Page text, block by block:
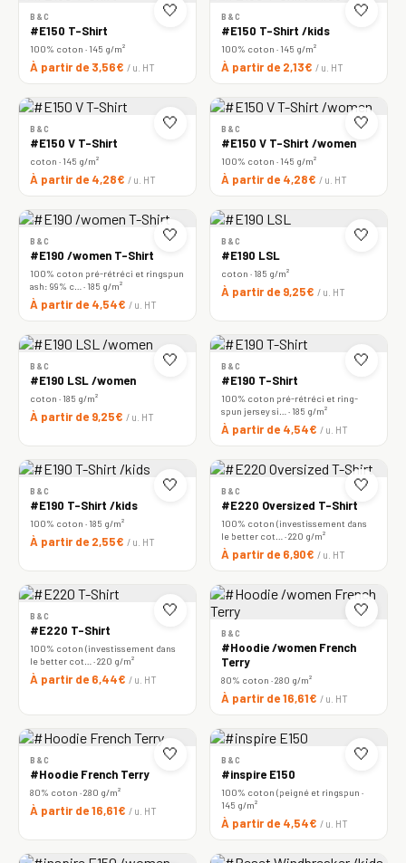
🤍
B&C
#E150 T-Shirt
100% coton · 145 g/m²
À partir de 3,56€ / u. HT
🤍
B&C
#E150 T-Shirt /kids
100% coton · 145 g/m²
À partir de 2,13€ / u. HT
🤍
B&C
#E150 V T-Shirt
coton · 145 g/m²
À partir de 4,28€ / u. HT
🤍
B&C
#E150 V T-Shirt /women
100% coton · 145 g/m²
À partir de 4,28€ / u. HT
🤍
B&C
#E190 /women T-Shirt
100% coton pré-rétréci et ringspun
ash: 99% c… · 185 g/m²
À partir de 4,54€ / u. HT
🤍
B&C
#E190 LSL
coton · 185 g/m²
À partir de 9,25€ / u. HT
🤍
B&C
#E190 LSL /women
coton · 185 g/m²
À partir de 9,25€ / u. HT
🤍
B&C
#E190 T-Shirt
100% coton pré-rétréci et ring-
spun jersey si… · 185 g/m²
À partir de 4,54€ / u. HT
🤍
B&C
#E190 T-Shirt /kids
100% coton · 185 g/m²
À partir de 2,55€ / u. HT
🤍
B&C
#E220 Oversized T-Shirt
100% coton (investissement dans
le better cot… · 220 g/m²
À partir de 6,90€ / u. HT
🤍
B&C
#E220 T-Shirt
100% coton (investissement dans
le better cot… · 220 g/m²
À partir de 6,44€ / u. HT
🤍
B&C
#Hoodie /women French
Terry
80% coton · 280 g/m²
À partir de 16,61€ / u. HT
🤍
B&C
#Hoodie French Terry
80% coton · 280 g/m²
À partir de 16,61€ / u. HT
🤍
B&C
#inspire E150
100% coton (peigné et ringspun ·
145 g/m²
À partir de 4,54€ / u. HT